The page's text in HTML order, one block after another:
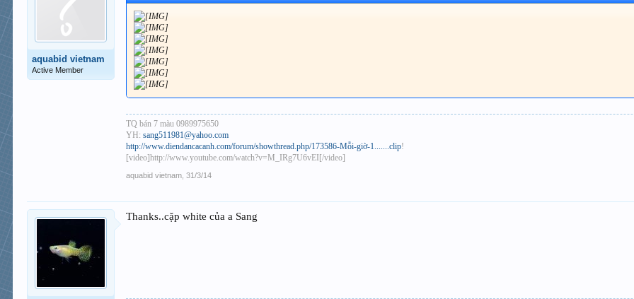
aquabid vietnam
Active Member
TQ bán 7 màu 0989975650
YH:sang511981@yahoo.com
http://www.diendancacanh.com/forum/showthread.php/173586-Mỗi-giờ-1.......clip!
[video]http://www.youtube.com/watch?v=M_IRg7U6vEI[/video]
aquabid vietnam 31/3/14
Thanks..cặp white của a Sang